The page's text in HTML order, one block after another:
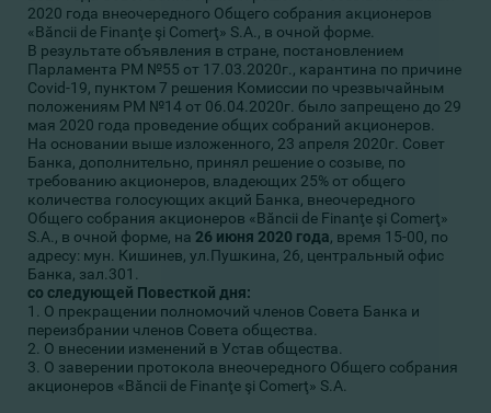
2020 года внеочередного Общего собрания акционеров
«Băncii de Finanţe şi Comerţ» S.A., в очной форме.
В результате объявления в стране, постановлением
Парламента РМ №55 от 17.03.2020г., карантина по причине
Covid-19, пунктом 7 решения Комиссии по чрезвычайным
положениям РМ №14 от 06.04.2020г. было запрещено до 29
мая 2020 года проведение общих собраний акционеров.
На основании выше изложенного, 23 апреля 2020г. Совет
Банка, дополнительно, принял решение о созыве, по
требованию акционеров, владеющих 25% от общего
количества голосующих акций Банка, внеочередного
Общего собрания акционеров «Băncii de Finanţe şi Comerţ»
S.A., в очной форме, на 26 июня 2020 года , время 15-00, по
адресу: мун. Кишинев, ул.Пушкина, 26, центральный офис
Банка, зал.301.
со следующей Повесткой дня:
1. О прекращении полномочий членов Совета Банка и
переизбрании членов Совета общества.
2. О внесении изменений в Устав общества.
3. О заверении протокола внеочередного Общего собрания
акционеров «Băncii de Finanţe şi Comerţ» S.A.